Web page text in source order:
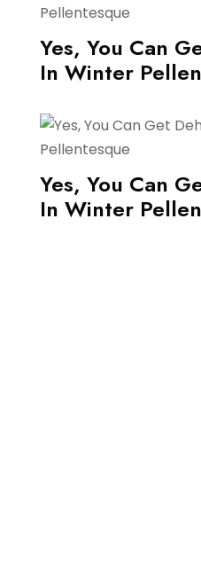
Yes, You Can
In Winter
Yes, You Can
In Winter